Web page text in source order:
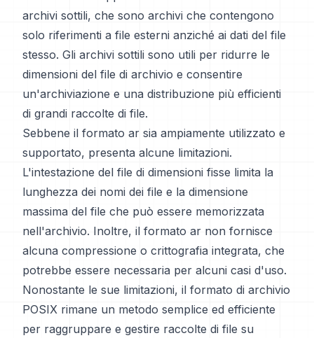
archivi sottili, che sono archivi che contengono
solo riferimenti a file esterni anziché ai dati del file
stesso. Gli archivi sottili sono utili per ridurre le
dimensioni del file di archivio e consentire
un'archiviazione e una distribuzione più efficienti
di grandi raccolte di file.
Sebbene il formato ar sia ampiamente utilizzato e
supportato, presenta alcune limitazioni.
L'intestazione del file di dimensioni fisse limita la
lunghezza dei nomi dei file e la dimensione
massima del file che può essere memorizzata
nell'archivio. Inoltre, il formato ar non fornisce
alcuna compressione o crittografia integrata, che
potrebbe essere necessaria per alcuni casi d'uso.
Nonostante le sue limitazioni, il formato di archivio
POSIX rimane un metodo semplice ed efficiente
per raggruppare e gestire raccolte di file su